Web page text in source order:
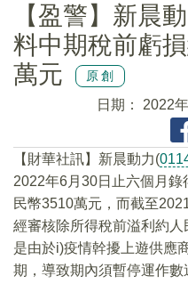
【盈警】新晨
料中期稅前虧
萬元
原創
日期： 2022
【財華社訊】新晨動力(
2022年6月30日止六個月錄
民幣3510萬元，而截至
經審核除所得稅前溢利約
是由於i)疫情幹擾上遊供應
期，導致期內須暫停運作